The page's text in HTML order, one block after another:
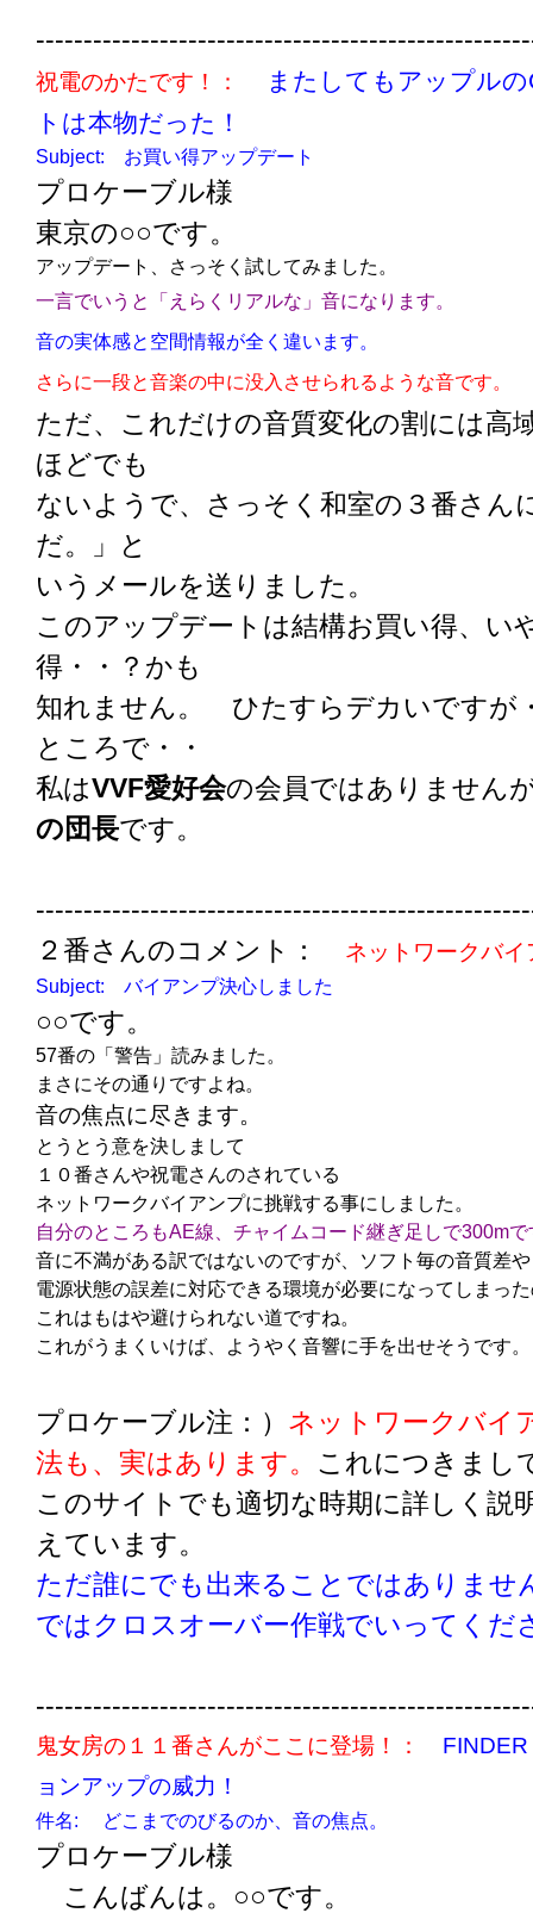
祝電のかたです！：
またしてもアップル
トは本物だった！
Subject: お買い得アップデート
プロケーブル様
東京の○○です。
アップデート、さっそく試してみました。
一言でいうと「えらくリアルな」音になります。
音の実体感と空間情報が全く違います。
さらに一段と音楽の中に没入させられるような音です。
ただ、これだけの音質変化の割には高
ほどでも
ないようで、さっそく和室の３番さん
だ。」と
いうメールを送りました。
このアップデートは結構お買い得、い
得・・？かも
知れません。 ひたすらデカいですが
ところで・・
私はVVF愛好会の会員ではありません
の団長です。
２番さんのコメント：
ネットワークバイ
Subject: バイアンプ決心しました
○○です。
57番の「警告」読みました。
まさにその通りですよね。
音の焦点に尽きます。
とうとう意を決しまして
１０番さんや祝電さんのされている
ネットワークバイアンプに挑戦する事にしました。
自分のところもAE線、チャイムコード継ぎ足しで300mで
音に不満がある訳ではないのですが、ソフト毎の音質差や
電源状態の誤差に対応できる環境が必要になってしまっ
これはもはや避けられない道ですね。
これがうまくいけば、ようやく音響に手を出せそうです。
プロケーブル注：） ネットワークバイ
法も、実はあります。 これにつきまし
このサイトでも適切な時期に詳しく説
えています。
ただ誰にでも出来ることではありませ
ではクロスオーバー作戦でいってくだ
鬼女房の１１番さんがここに登場！：
ョンアップの威力！
件名: どこまでのびるのか、音の焦点。
プロケーブル様
こんばんは。○○です。